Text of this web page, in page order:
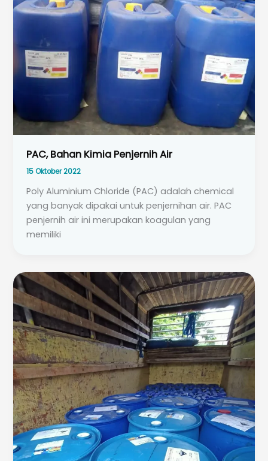
PAC, Bahan Kimia Penjernih Air
15 Oktober 2022
Poly Aluminium Chloride (PAC) adalah chemical
yang banyak dipakai untuk penjernihan air. PAC
penjernih air ini merupakan koagulan yang
memiliki